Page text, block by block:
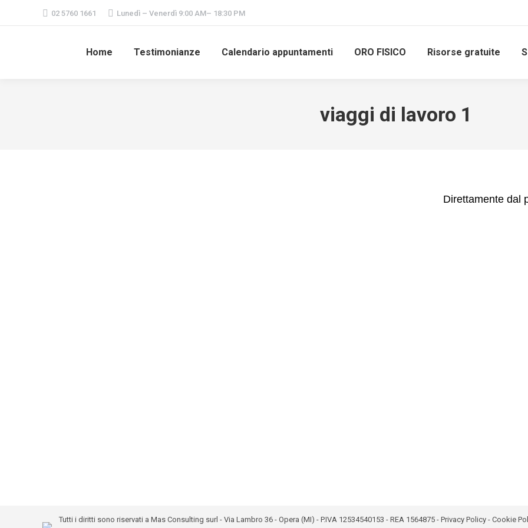
02 5760 1661 Lunedì – Venerdì 9:00 AM– 18:30 PM
Home Testimonianze Calendario appuntamenti ORO FISICO Risorse gratuite
viaggi di lavoro 1
Direttamente dal
Tutti i diritti sono riservati a Mas Consulting surl - Via Lambro 36 - Opera (MI) - P.IVA 12534540153 - REA 1564875 - Privacy Policy - Cookie